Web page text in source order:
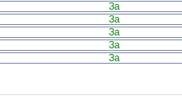
За
За
За
За
За